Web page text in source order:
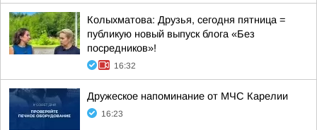
Колыхматова: Друзья, сегодня пятница =
публикую новый выпуск блога «Без
посредников»!
16:32
Дружеское напоминание от МЧС Карелии
16:23